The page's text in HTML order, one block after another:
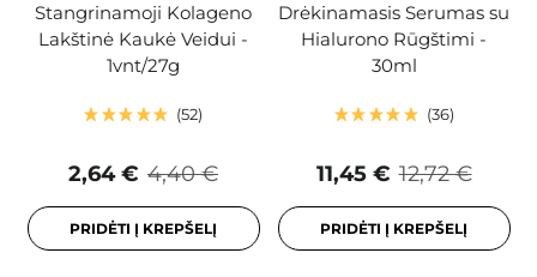
Stangrinamoji Kolageno
Lakštinė Kaukė Veidui -
1vnt/27g
52
4,40 €
2,64 €
PRIDĖTI Į KREPŠELĮ
Drėkinamasis Serumas su
Hialurono Rūgštimi -
30ml
36
12,72 €
11,45 €
PRIDĖTI Į KREPŠELĮ